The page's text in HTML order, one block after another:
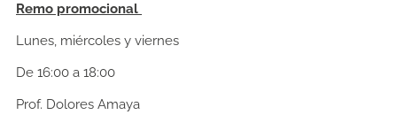
Remo promocional
Lunes, miércoles y viernes
De 16:00 a 18:00
Prof. Dolores Amaya